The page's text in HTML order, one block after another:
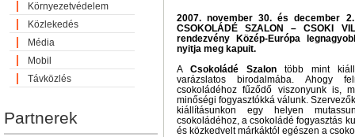
Környezetvédelem
Közlekedés
Média
Mobil
Távközlés
Partnerek
2007. november 30. és december
CSOKOLÁDÉ SZALON – CSOKI
rendezvény Közép-Európa
nyitja meg kapuit.
A Csokoládé Szalon több mint
varázslatos birodalmába. Ahogy
csokoládéhoz fűződő viszonyunk is,
minőségi fogyasztókká válunk.
kiállításunkon egy helyen
csokoládéhoz, a csokoládé fogyasztás
és közkedvelt márkáktól egészen a